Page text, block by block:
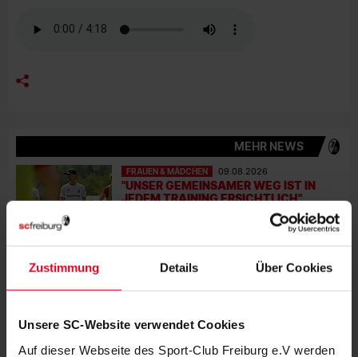
Zustimmung Details Über Cookies
Unsere SC-Website verwendet Cookies
Auf dieser Webseite des Sport-Club Freiburg e.V werden
MEHR NEWS
FRAUEN & MÄDCHEN 09.08.2026
"UNSER GEMEINSAMER WEG IST IN
JEDEM TRAINING ERSICHTLICH"
07.08.2026
LISA KARL ALS KAPITÄNIN BESTÄTIGT
DOPPELTE PREMIERE: BRUNOLD UND